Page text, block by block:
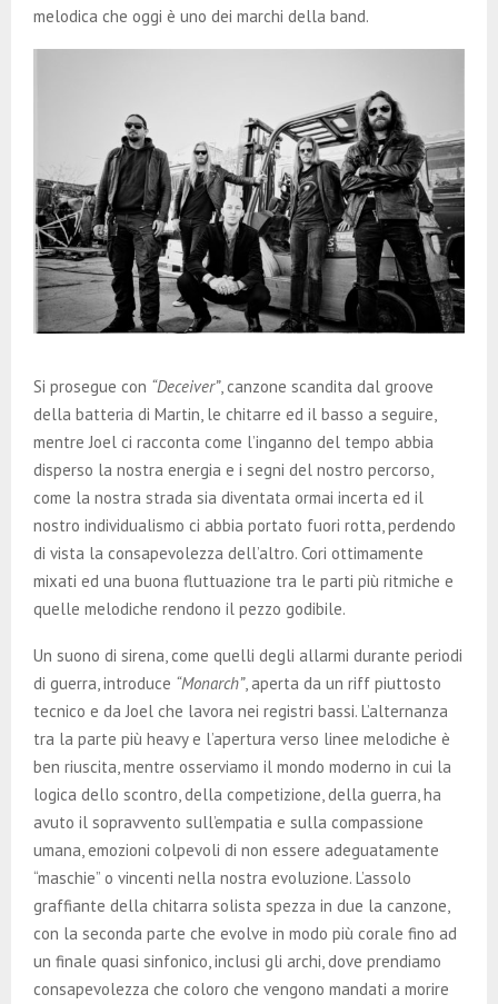
melodica che oggi è uno dei marchi della band.
Si prosegue con “Deceiver”, canzone scandita dal groove
della batteria di Martin, le chitarre ed il basso a seguire,
mentre Joel ci racconta come l’inganno del tempo abbia
disperso la nostra energia e i segni del nostro percorso,
come la nostra strada sia diventata ormai incerta ed il
nostro individualismo ci abbia portato fuori rotta, perdendo
di vista la consapevolezza dell’altro. Cori ottimamente
mixati ed una buona fluttuazione tra le parti più ritmiche e
quelle melodiche rendono il pezzo godibile.
Un suono di sirena, come quelli degli allarmi durante periodi
di guerra, introduce “Monarch”, aperta da un riff piuttosto
tecnico e da Joel che lavora nei registri bassi. L’alternanza
tra la parte più heavy e l’apertura verso linee melodiche è
ben riuscita, mentre osserviamo il mondo moderno in cui la
logica dello scontro, della competizione, della guerra, ha
avuto il sopravvento sull’empatia e sulla compassione
umana, emozioni colpevoli di non essere adeguatamente
“maschie” o vincenti nella nostra evoluzione. L’assolo
graffiante della chitarra solista spezza in due la canzone,
con la seconda parte che evolve in modo più corale fino ad
un finale quasi sinfonico, inclusi gli archi, dove prendiamo
consapevolezza che coloro che vengono mandati a morire